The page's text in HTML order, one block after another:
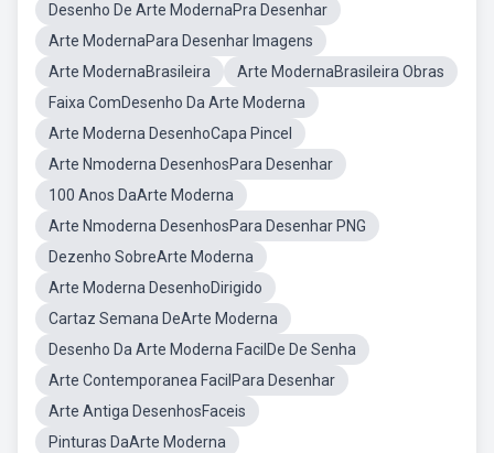
Desenho De Arte ModernaPra Desenhar
Arte ModernaPara Desenhar Imagens
Arte ModernaBrasileira
Arte ModernaBrasileira Obras
Faixa ComDesenho Da Arte Moderna
Arte Moderna DesenhoCapa Pincel
Arte Nmoderna DesenhosPara Desenhar
100 Anos DaArte Moderna
Arte Nmoderna DesenhosPara Desenhar PNG
Dezenho SobreArte Moderna
Arte Moderna DesenhoDirigido
Cartaz Semana DeArte Moderna
Desenho Da Arte Moderna FacilDe De Senha
Arte Contemporanea FacilPara Desenhar
Arte Antiga DesenhosFaceis
Pinturas DaArte Moderna